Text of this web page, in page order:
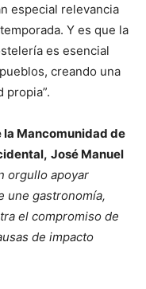
especial relevancia
Y es que la
es esencial
creando una
propia”.
Mancomunidad de
José Manuel
orgullo apoyar
une gastronomía,
el compromiso de
de impacto